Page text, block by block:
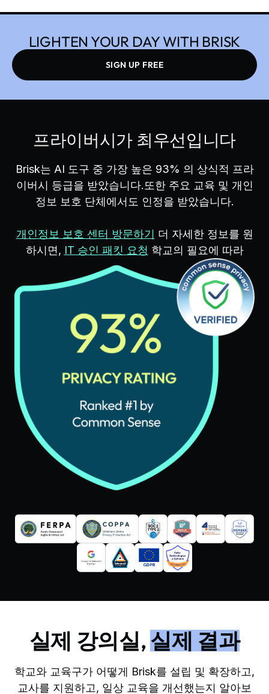
LIGHTEN YOUR DAY WITH BRISK
SIGN UP FREE
프라이버시가 최우선입니다
Brisk는 AI 도구 중 가장 높은 93% 의 상식적 프라
이버시 등급을 받았습니다.또한 주요 교육 및 개인
정보 보호 단체에서도 인정을 받았습니다.
개인정보 보호 센터 방문하기 더 자세한 정보를 원
하시면, IT 승인 패킷 요청 학교의 필요에 따라
실제 강의실,실제 결과
학교와 교육구가 어떻게 Brisk를 설립 및 확장하고,
교사를 지원하고, 일상 교육을 개선했는지 알아보